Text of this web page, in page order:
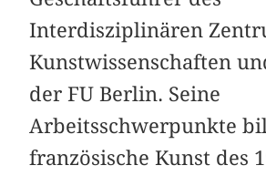
Interdisziplinären
Kunstwissenschaften
der FU Berlin. Seine
Arbeitsschwerpunkte
französische Kunst des